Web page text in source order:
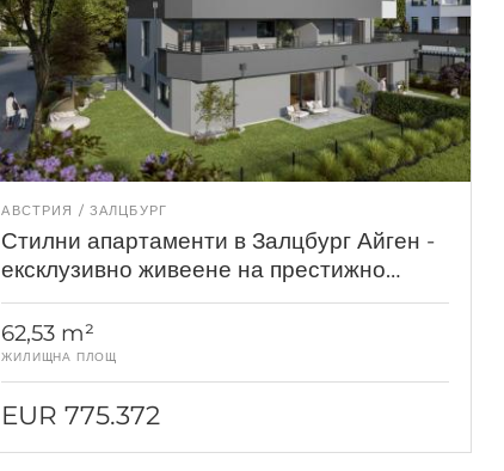
АВСТРИЯ ЗАЛЦБУРГ
Стилни апартаменти в Залцбург Айген -
ексклузивно живеене на престижно
място
62,53 m²
ЖИЛИЩНА ПЛОЩ
EUR 775.372